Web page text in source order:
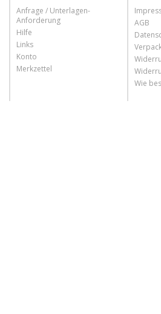
Anfrage / Unterlagen-
Anforderung
Hilfe
Links
Konto
Merkzettel
AGB
Wie